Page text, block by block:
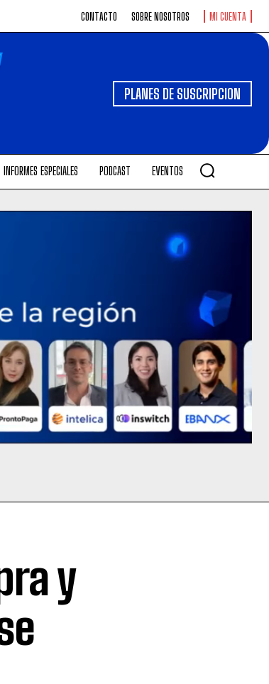
CONTACTO SOBRE NOSOTROS MI CUENTA
PLANES DE SUSCRIPCION
INFORMES ESPECIALES PODCAST EVENTOS
y